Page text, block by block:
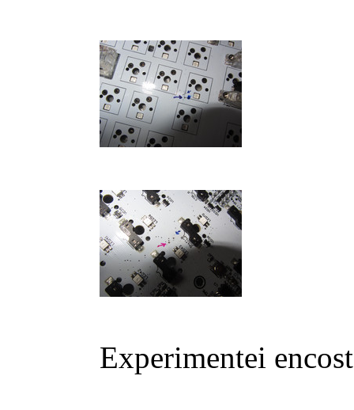
Experimentei